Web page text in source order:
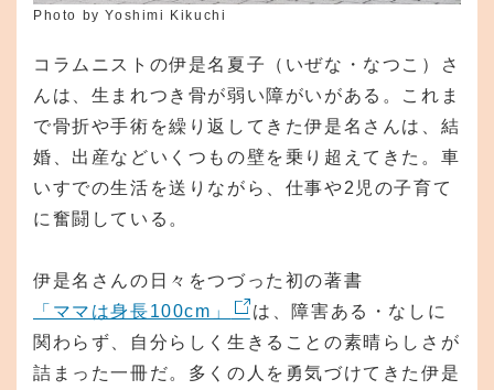
Photo by Yoshimi Kikuchi
コラムニストの伊是名夏子（いぜな・なつこ）さ
んは、生まれつき骨が弱い障がいがある。これま
で骨折や手術を繰り返してきた伊是名さんは、結
婚、出産などいくつもの壁を乗り超えてきた。車
いすでの生活を送りながら、仕事や2児の子育て
に奮闘している。
伊是名さんの日々をつづった初の著書
「ママは身長100cm」
は、障害ある・なしに
関わらず、自分らしく生きることの素晴らしさが
詰まった一冊だ。多くの人を勇気づけてきた伊是